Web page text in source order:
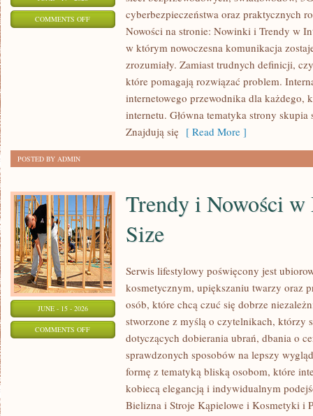
COMMENTS OFFON
PORADNIKI
UŻYTKOWNIKA
cyberbezpieczeństwa oraz praktycznych
Nowości na stronie: Nowinki i Trendy w
w którym nowoczesna komunikacja
zrozumiały. Zamiast trudnych definicji,
które pomagają rozwiązać problem.
internetowego przewodnika dla każdego,
internetu. Główna tematyka strony
Znajdują się [ Read More ]
POSTED BY ADMIN
JUNE - 15 - 2026
COMMENTS OFFON
Trendy i Nowości w
Size
Serwis lifestylowy poświęcony jest
kosmetycznym, upiększaniu twarzy oraz
osób, które chcą czuć się dobrze
stworzone z myślą o czytelnikach, którzy
dotyczących dobierania ubrań, dbania o
sprawdzonych sposobów na lepszy
formę z tematyką bliską osobom, które
kobiecą elegancją i indywidualnym
Bielizna i Stroje Kąpielowe i Kosmetyki i